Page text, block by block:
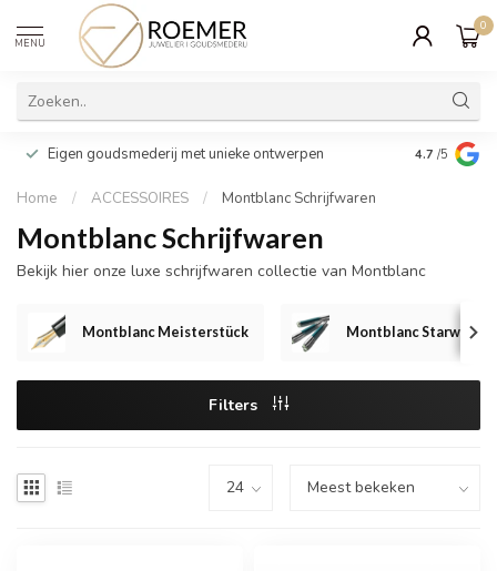
MENU
0
Eigen goudsmederij met unieke ontwerpen Wij
cadeau
4.7 /5
Home / ACCESSOIRES / Montblanc Schrijfwaren
Montblanc Schrijfwaren
Bekijk hier onze luxe schrijfwaren collectie van Montblanc
Montblanc Meisterstück Montblanc Starwalker
Filters